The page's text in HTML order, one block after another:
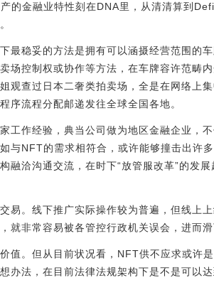
的金融业特性刻在DNA里，从清清算到
最稳妥的方法是拥有可以涵摄经营范围的
场控制权或协作等方法，在车牌容许范畴
观查过日本二奢类拍卖场，全是在网络上
序流程分配邮递发往全球全国各地。
工作经验，典当公司做为地区金融企业，
与NFT的需求相符合，或许能够撞击出许
融洽沟通交流，在时下“放管服改革”的发
易。线下推广实际操作较为普遍，但线上
就非常容易被各管控行政机关误会，进而滑
值。但从目前状况看，NFT供不应求或许
办法，在目前法律法规架构下是不是可以达